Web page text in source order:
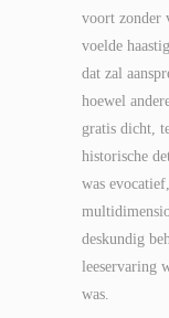
voort zonder
voelde
dat zal
hoewel
gratis dicht,
historische
was
deskundig
leeservaring
was.